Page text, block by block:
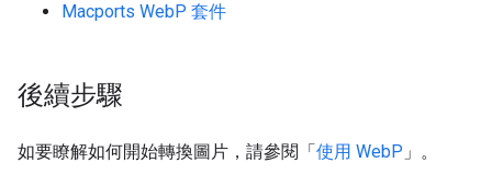
Macports WebP 套件
後續步驟
如要瞭解如何開始轉換圖片，請參閱「使用 WebP 」。